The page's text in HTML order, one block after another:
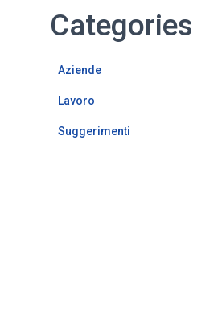
Categories
Aziende
Lavoro
Suggerimenti